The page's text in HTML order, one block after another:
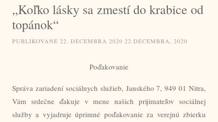
„Koľko lásky sa zmestí do krabice od
topánok“
PUBLIKOVANÉ 22. DECEMBRA 2020 22 DECEMBRA, 2020
Poďakovanie
Správa zariadení sociálnych služieb, Janského 7, 949 01 Nitra,
Vám srdečne ďakuje v mene našich prijímateľov sociálnej
služby a vyjadruje úprimné poďakovanie za verejnú zbierku